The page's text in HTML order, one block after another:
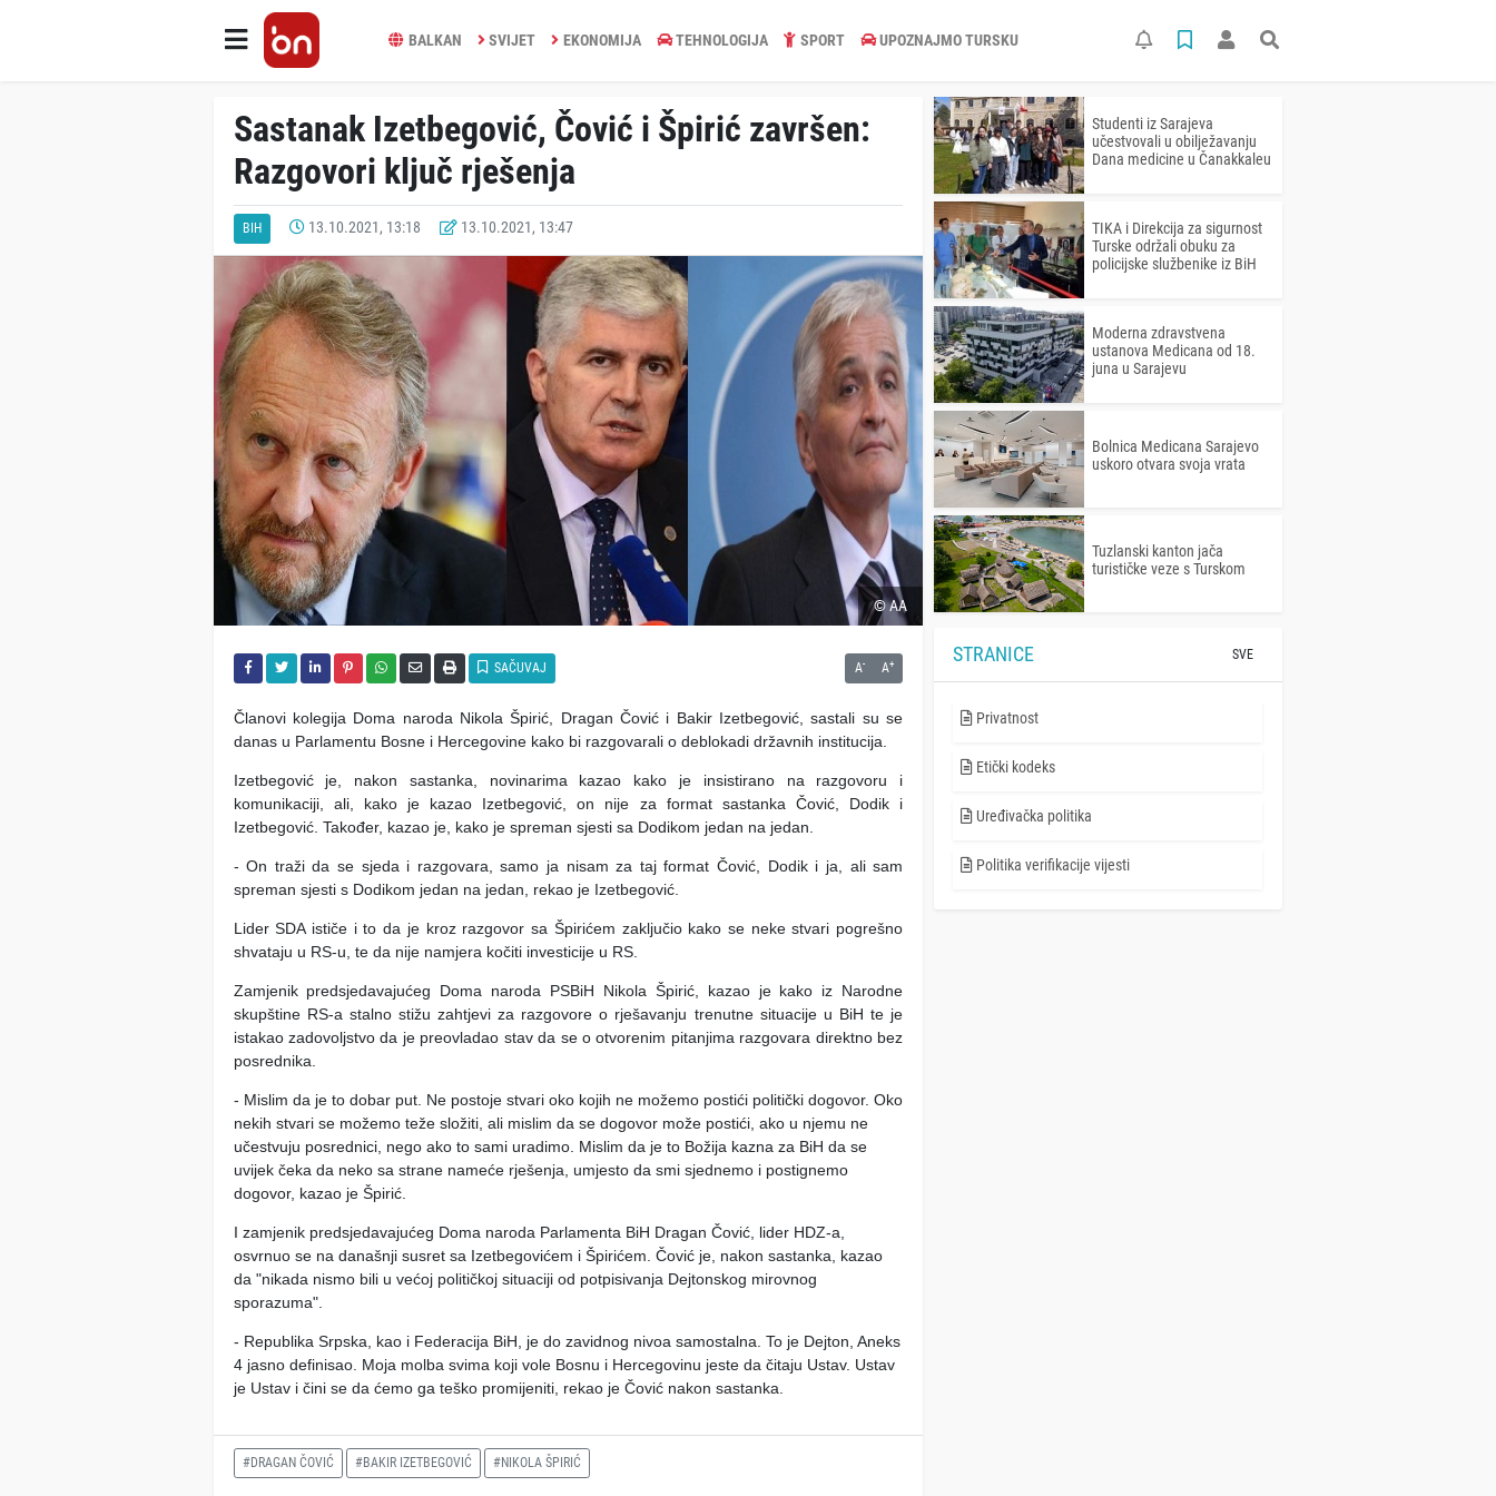
BALKAN SVIJET EKONOMIJA TEHNOLOGIJA SPORT UPOZNAJMO TURSKU
Sastanak Izetbegović, Čović i Špirić završen:
Razgovori ključ rješenja
BIH 13.10.2021, 13:18 13.10.2021, 13:47
© AA
SAČUVAJ A- A+
Članovi kolegija Doma naroda Nikola Špirić, Dragan Čović i Bakir Izetbegović, sastali su se
danas u Parlamentu Bosne i Hercegovine kako bi razgovarali o deblokadi državnih institucija.
Izetbegović je, nakon sastanka, novinarima kazao kako je insistirano na razgovoru i
komunikaciji, ali, kako je kazao Izetbegović, on nije za format sastanka Čović, Dodik i
Izetbegović. Također, kazao je, kako je spreman sjesti sa Dodikom jedan na jedan.
- On traži da se sjeda i razgovara, samo ja nisam za taj format Čović, Dodik i ja, ali sam
spreman sjesti s Dodikom jedan na jedan, rekao je Izetbegović.
Lider SDA ističe i to da je kroz razgovor sa Špirićem zaključio kako se neke stvari pogrešno
shvataju u RS-u, te da nije namjera kočiti investicije u RS.
Zamjenik predsjedavajućeg Doma naroda PSBiH Nikola Špirić, kazao je kako iz Narodne
skupštine RS-a stalno stižu zahtjevi za razgovore o rješavanju trenutne situacije u BiH te je
istakao zadovoljstvo da je preovladao stav da se o otvorenim pitanjima razgovara direktno bez
posrednika.
- Mislim da je to dobar put. Ne postoje stvari oko kojih ne možemo postići politički dogovor. Oko
nekih stvari se možemo teže složiti, ali mislim da se dogovor može postići, ako u njemu ne
učestvuju posrednici, nego ako to sami uradimo. Mislim da je to Božija kazna za BiH da se
uvijek čeka da neko sa strane nameće rješenja, umjesto da smi sjednemo i postignemo
dogovor, kazao je Špirić.
I zamjenik predsjedavajućeg Doma naroda Parlamenta BiH Dragan Čović, lider HDZ-a,
osvrnuo se na današnji susret sa Izetbegovićem i Špirićem. Čović je, nakon sastanka, kazao
da "nikada nismo bili u većoj političkoj situaciji od potpisivanja Dejtonskog mirovnog
sporazuma".
- Republika Srpska, kao i Federacija BiH, je do zavidnog nivoa samostalna. To je Dejton, Aneks
4 jasno definisao. Moja molba svima koji vole Bosnu i Hercegovinu jeste da čitaju Ustav. Ustav
je Ustav i čini se da ćemo ga teško promijeniti, rekao je Čović nakon sastanka.
#DRAGAN ČOVIĆ #BAKIR IZETBEGOVIĆ #NIKOLA ŠPIRIĆ
Studenti iz Sarajeva
učestvovali u obilježavanju
Dana medicine u Čanakkaleu
TIKA i Direkcija za sigurnost
Turske održali obuku za
policijske službenike iz BiH
Moderna zdravstvena
ustanova Medicana od 18.
juna u Sarajevu
Bolnica Medicana Sarajevo
uskoro otvara svoja vrata
Tuzlanski kanton jača
turističke veze s Turskom
STRANICE SVE
Privatnost
Etički kodeks
Uređivačka politika
Politika verifikacije vijesti